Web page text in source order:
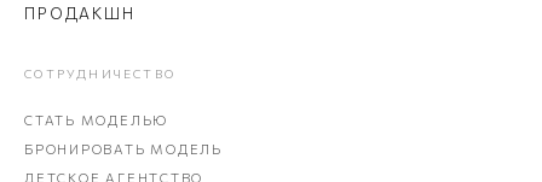
ПРОДАКШН
СОТРУДНИЧЕСТВО
СТАТЬ МОДЕЛЬЮ
БРОНИРОВАТЬ МОДЕЛЬ
ДЕТСКОЕ АГЕНТСТВО